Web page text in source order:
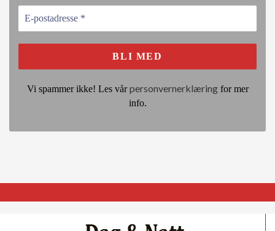
Vi spammer ikke! Les vårpersonvernerklæringfor mer
info.